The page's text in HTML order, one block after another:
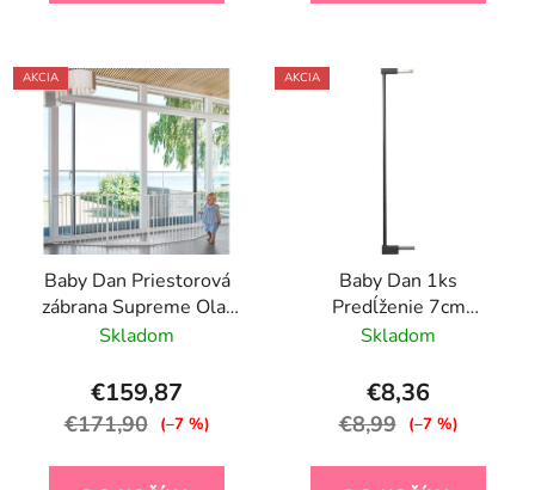
AKCIA
Baby Dan Priestorová
zábrana Supreme Olaf
XXX biela 90 - 350 cm
Skladom
€159,87
€171,90 (–7 %)
AKCIA
Baby Dan 1ks
Predĺženie 7cm
silver/Black
Skladom
€8,36
€8,99 (–7 %)